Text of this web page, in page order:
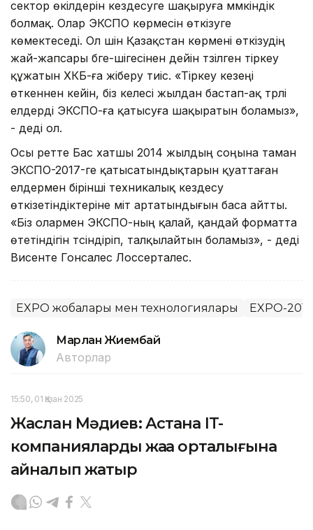
сектор өкілдерін кездесуге шақыруға мүмкіндік
болмақ. Олар ЭКСПО көрмесін өткізуге
көмектеседі. Ол үшін Қазақстан көрмені өткізудің
жай-жапсары бүге-шігесінен дейін түзілген тіркеу
құжатын ХКБ-ға жіберу тиіс. «Тіркеу кезеңі
өткеннен кейін, біз келесі жылдан бастап-ақ түрлі
елдерді ЭКСПО-ға қатысуға шақыратын боламыз»,
- деді ол.
Осы ретте Бас хатшы 2014 жылдың соңына таман
ЭКСПО-2017-ге қатысатындықтарын қуаттаған
елдермен бірінші техникалық кездесу
өткізетіндіктеріне үміт артатындығын баса айтты.
«Біз олармен ЭКСПО-ның қалай, қандай форматта
өтетіндігін түсіндіріп, талқылайтын боламыз», - деді
Висенте Гонсалес Лоссерталес.
EXPO жобалары мен технологиялары EXPO-2017
Марлан Жиембай
Авторлар
15:50, 01 Қазан 2025
Жаслан Мәдиев: Астана IT-
компаниялардың жаңа орталығына
айналып жатыр